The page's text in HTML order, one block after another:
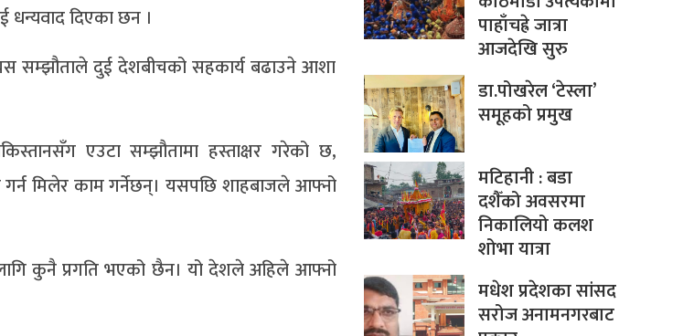
धन्यवाद दिएका छन ।
सम्झौताले दुई देशबीचको सहकार्य बढाउने आशा
एउटा सम्झौतामा हस्ताक्षर गरेको छ,
मिलेर काम गर्नेछन्। यसपछि शाहबाजले आफ्नो
कुनै प्रगति भएको छैन। यो देशले अहिले आफ्नो
पाहाँचह्रे जात्रा
आजदेखि सुरु
डा.पोखरेल ‘टेस्ला’
समूहको प्रमुख
मटिहानी : बडा
दशैँको अवसरमा
निकालियो कलश
शोभा यात्रा
मधेश प्रदेशका सांसद
सरोज अनामनगरबाट